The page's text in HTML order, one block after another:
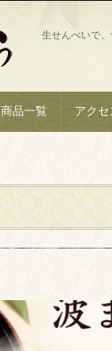
生せんべいで
商品一覧 アクセ